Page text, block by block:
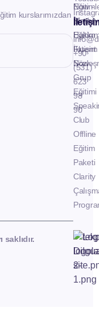
kurslarımızdan
İletişim
Now -
Birebir
Eğitim
Fluent
Now -
Grup
Eğitimi
Club
Offline
Eğitim
Paketi
Clarity
+90
(531)
623
98
90